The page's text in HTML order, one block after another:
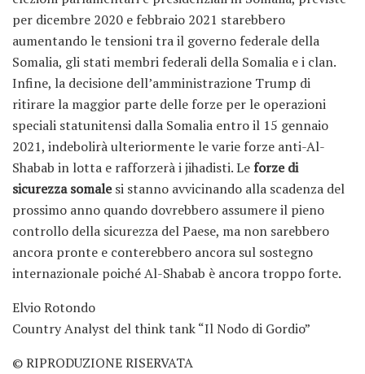
per dicembre 2020 e febbraio 2021 starebbero
aumentando le tensioni tra il governo federale della
Somalia, gli stati membri federali della Somalia e i clan.
Infine, la decisione dell’amministrazione Trump di
ritirare la maggior parte delle forze per le operazioni
speciali statunitensi dalla Somalia entro il 15 gennaio
2021, indebolirà ulteriormente le varie forze anti-Al-
Shabab in lotta e rafforzerà i jihadisti. Leforze di
sicurezza somalesi stanno avvicinando alla scadenza del
prossimo anno quando dovrebbero assumere il pieno
controllo della sicurezza del Paese, ma non sarebbero
ancora pronte e conterebbero ancora sul sostegno
internazionale poiché Al-Shabab è ancora troppo forte.
Elvio Rotondo
Country Analyst del think tank “Il Nodo di Gordio”
© RIPRODUZIONE RISERVATA